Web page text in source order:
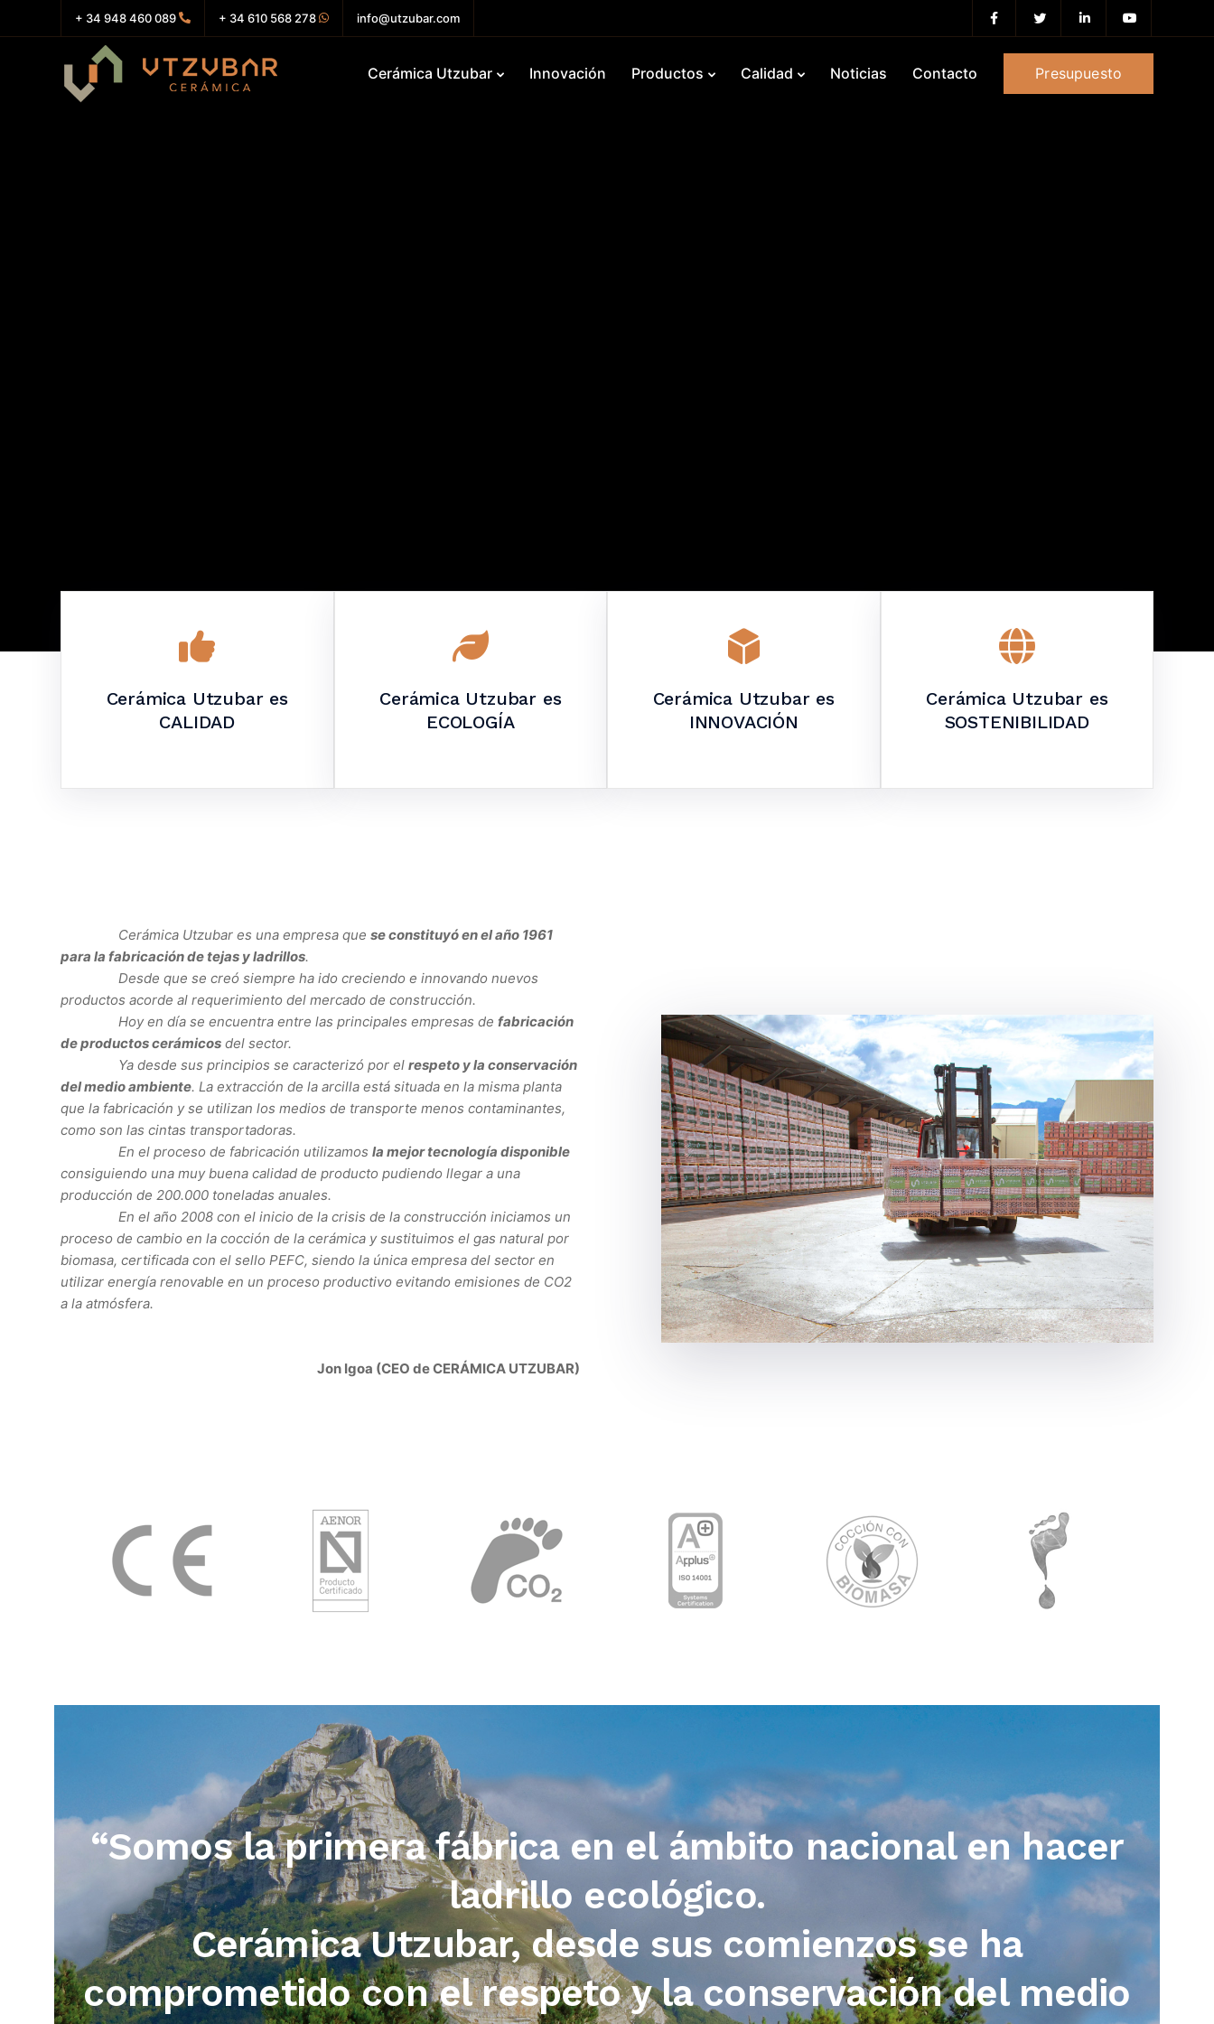
+ 34 948 460 089 + 34 610 568 278 info@utzubar.com
Cerámica Utzubar Innovación Productos Calidad Noticias Contacto Presupuesto
Cerámica Utzubar es
CALIDAD
Cerámica Utzubar es
ECOLOGÍA
Cerámica Utzubar es
INNOVACIÓN
Cerámica Utzubar es
SOSTENIBILIDAD
Cerámica Utzubar es una empresa que se constituyó en el año 1961
para la fabricación de tejas y ladrillos.
Desde que se creó siempre ha ido creciendo e innovando nuevos
productos acorde al requerimiento del mercado de construcción.
Hoy en día se encuentra entre las principales empresas de fabricación
de productos cerámicos del sector.
Ya desde sus principios se caracterizó por el respeto y la conservación
del medio ambiente. La extracción de la arcilla está situada en la misma planta
que la fabricación y se utilizan los medios de transporte menos contaminantes,
como son las cintas transportadoras.
En el proceso de fabricación utilizamos la mejor tecnología disponible
consiguiendo una muy buena calidad de producto pudiendo llegar a una
producción de 200.000 toneladas anuales.
En el año 2008 con el inicio de la crisis de la construcción iniciamos un
proceso de cambio en la cocción de la cerámica y sustituimos el gas natural por
biomasa, certificada con el sello PEFC, siendo la única empresa del sector en
utilizar energía renovable en un proceso productivo evitando emisiones de CO2
a la atmósfera.
Jon Igoa (CEO de CERÁMICA UTZUBAR)
“Somos la primera fábrica en el ámbito nacional en hacer
ladrillo ecológico.
Cerámica Utzubar, desde sus comienzos se ha
comprometido con el respeto y la conservación del medio